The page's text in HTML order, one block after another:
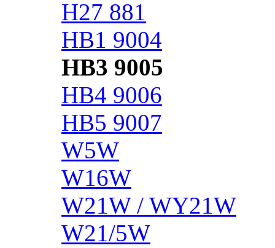
H27 881
HB1 9004
HB3 9005
HB4 9006
HB5 9007
W5W
W16W
W21W / WY21W
W21/5W